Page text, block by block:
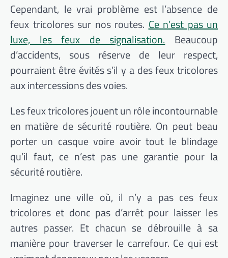
Cependant, le vrai problème est l’absence de
feux tricolores sur nos routes. Ce n’est pas un
luxe, les feux de signalisation. Beaucoup
d’accidents, sous réserve de leur respect,
pourraient être évités s’il y a des feux tricolores
aux intercessions des voies.
Les feux tricolores jouent un rôle incontournable
en matière de sécurité routière. On peut beau
porter un casque voire avoir tout le blindage
qu’il faut, ce n’est pas une garantie pour la
sécurité routière.
Imaginez une ville où, il n’y a pas ces feux
tricolores et donc pas d’arrêt pour laisser les
autres passer. Et chacun se débrouille à sa
manière pour traverser le carrefour. Ce qui est